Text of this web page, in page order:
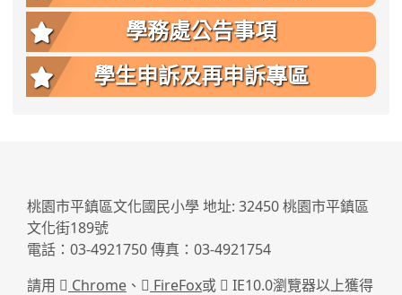
學務處公告事項
學生申訴及再申訴專區
桃園市平鎮區文化國民小學 地址: 32450 桃園市平鎮區
文化街189號
電話：03-4921750 傳真：03-4921754
請用
Chrome 、 FireFox或
IE10.0瀏覽器以上獲得